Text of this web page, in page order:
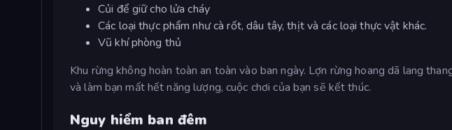
Củi để giữ cho lửa cháy
Các loại thực phẩm như cà rốt, dâu tây, thịt và các loại thực vật khác.
Vũ khí phòng thủ
Khu rừng không hoàn toàn an toàn vào ban ngày. Lợn rừng hoang dã lang
và làm bạn mất hết năng lượng, cuộc chơi của bạn sẽ kết thúc.
Nguy hiểm ban đêm